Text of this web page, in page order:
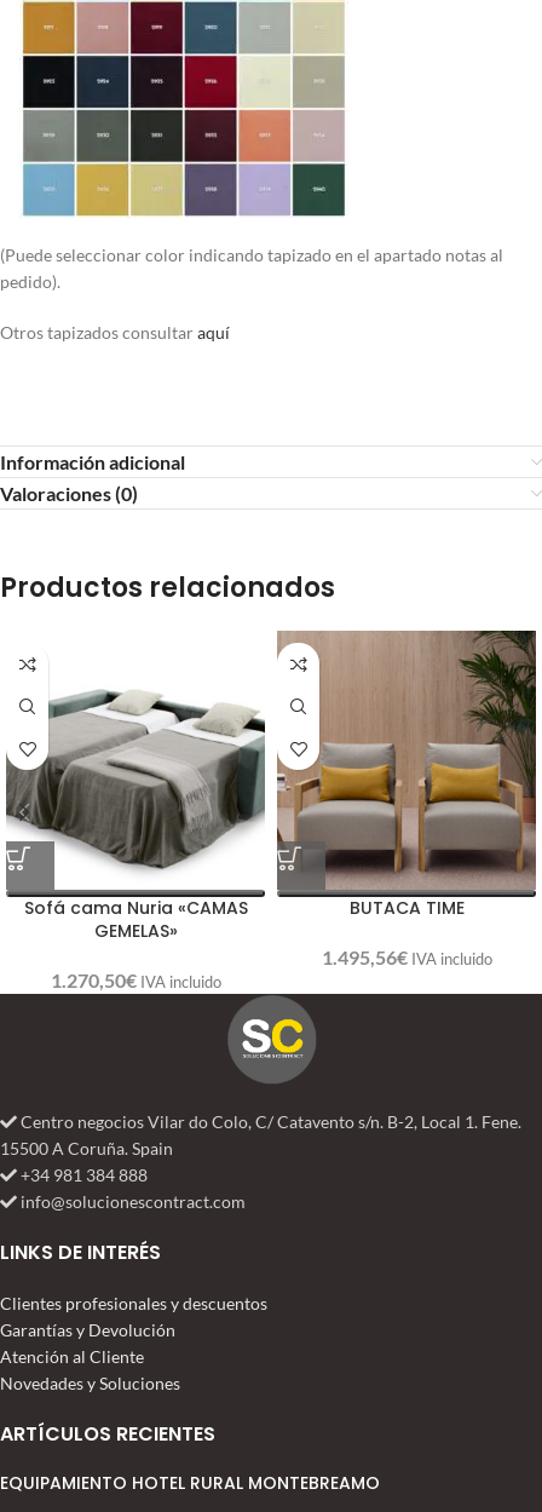
(Puede seleccionar color indicando tapizado en el apartado notas al
pedido).
Otros tapizados consultaraquí
Información adicional
Valoraciones (0)
Productos relacionados
Sofá cama Nuria «CAMAS
GEMELAS»
1.270,50€ IVA incluido
BUTACA TIME
1.495,56€ IVA incluido
Centro negocios Vilar do Colo, C/ Catavento s/n. B-2, Local 1. Fene.
15500 A Coruña. Spain
+34 981 384 888
info@solucionescontract.com
LINKS DE INTERÉS
Clientes profesionales y descuentos
Garantías y Devolución
Atención al Cliente
Novedades y Soluciones
ARTÍCULOS RECIENTES
EQUIPAMIENTO HOTEL RURAL MONTEBREAMO